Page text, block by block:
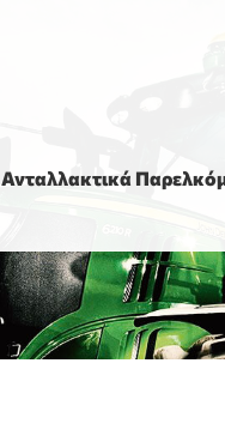
Ανταλλακτικά